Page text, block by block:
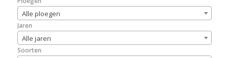
Alle ploegen
Jaren
Alle jaren
Soorten